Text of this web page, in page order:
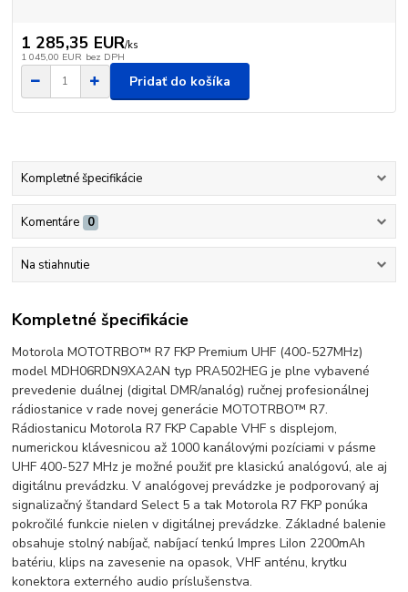
1 285,35 EUR/ks
1 045,00 EUR bez DPH
Pridať do košíka
Kompletné špecifikácie
Komentáre 0
Na stiahnutie
Kompletné špecifikácie
Motorola MOTOTRBO™ R7 FKP Premium UHF (400-527MHz)
model MDH06RDN9XA2AN typ PRA502HEG je plne vybavené
prevedenie duálnej (digital DMR/analóg) ručnej profesionálnej
rádiostanice v rade novej generácie MOTOTRBO™ R7.
Rádiostanicu Motorola R7 FKP Capable VHF s displejom,
numerickou klávesnicou až 1000 kanálovými pozíciami v pásme
UHF 400-527 MHz je možné použiť pre klasickú analógovú, ale aj
digitálnu prevádzku. V analógovej prevádzke je podporovaný aj
signalizačný štandard Select 5 a tak Motorola R7 FKP ponúka
pokročilé funkcie nielen v digitálnej prevádzke. Základné balenie
obsahuje stolný nabíjač, nabíjací tenkú Impres LiIon 2200mAh
batériu, klips na zavesenie na opasok, VHF anténu, krytku
konektora externého audio príslušenstva.